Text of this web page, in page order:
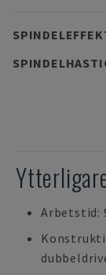
Arbetstid: